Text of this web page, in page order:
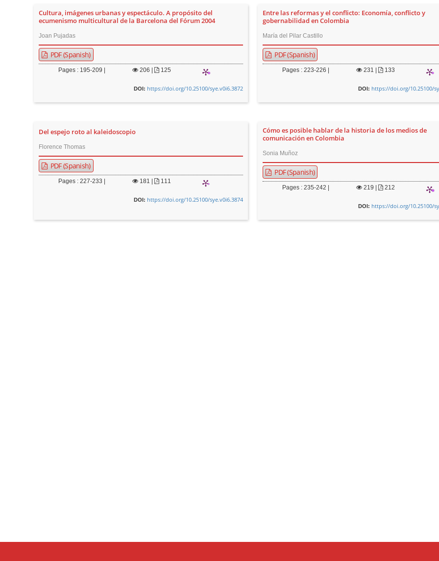
Cultura, imágenes urbanas y espectáculo. A propósito del
ecumenismo multicultural de la Barcelona del Fórum 2004
Joan Pujadas
PDF (Spanish)
Pages : 195-209 | 206 125
DOI: https://doi.org/10.25100/sye.v0i6.3872
Entre las reformas y el conflicto: Economía, conflicto y
gobernabilidad en Colombia
María del Pilar Castillo
PDF (Spanish)
Pages : 223-226 | 231 133
DOI: https://doi.org/10.25100/
Del espejo roto al kaleidoscopio
Florence Thomas
PDF (Spanish)
Pages : 227-233 | 181 111
DOI: https://doi.org/10.25100/sye.v0i6.3874
Cómo es posible hablar de la historia de los medios de
comunicación en Colombia
Sonia Muñoz
PDF (Spanish)
Pages : 235-242 | 219 212
DOI: https://doi.org/10.25100/